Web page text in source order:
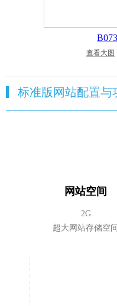
查看大图
标准版网站配置与
网站空间
2G
超大网站存储空间